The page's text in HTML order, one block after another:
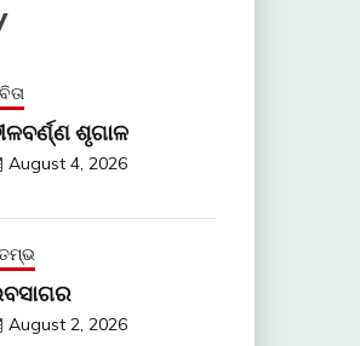
ଶୃଗାଳ
August 4, 2026
August 2, 2026